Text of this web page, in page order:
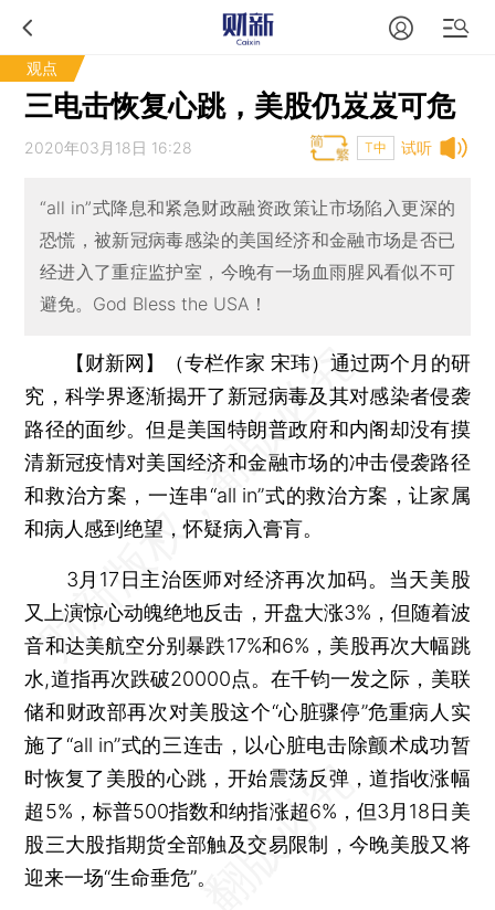
观点
三电击恢复心跳，美股仍岌岌可危
试听
2020年03月18日 16:28 T中
“all in”式降息和紧急财政融资政策让市场陷入更深的
恐慌，被新冠病毒感染的美国经济和金融市场是否已
经进入了重症监护室，今晚有一场血雨腥风看似不可
避免。God Bless the USA！
【财新网】（专栏作家 宋玮）通过两个月的研
究，科学界逐渐揭开了新冠病毒及其对感染者侵袭
路径的面纱。但是美国特朗普政府和内阁却没有摸
清新冠疫情对美国经济和金融市场的冲击侵袭路径
和救治方案，一连串“all in”式的救治方案，让家属
和病人感到绝望，怀疑病入膏肓。
3月17日主治医师对经济再次加码。当天美股
又上演惊心动魄绝地反击，开盘大涨3%，但随着波
音和达美航空分别暴跌17%和6%，美股再次大幅跳
水,道指再次跌破20000点。在千钧一发之际，美联
储和财政部再次对美股这个“心脏骤停”危重病人实
施了“all in”式的三连击，以心脏电击除颤术成功暂
时恢复了美股的心跳，开始震荡反弹，道指收涨幅
超5%，标普500指数和纳指涨超6%，但3月18日美
股三大股指期货全部触及交易限制，今晚美股又将
迎来一场“生命垂危”。